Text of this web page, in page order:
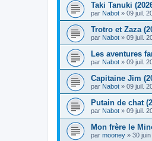
Taki Tanuki
par Nabot » 09 juil.
Trotro et Zaza
par Nabot » 09 juil.
Les aventures
par Nabot » 09 juil.
Capitaine Jim
par Nabot » 09 juil.
Putain de chat
par Nabot » 09 juil.
Mon frère le
par mooney » 30